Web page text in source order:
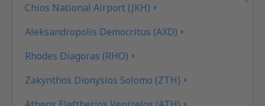
Chios National Airport (JKH)
Aleksandropolis Democritus (AXD)
Rhodes Diagoras (RHO)
Zakynthos Dionysios Solomo (ZTH)